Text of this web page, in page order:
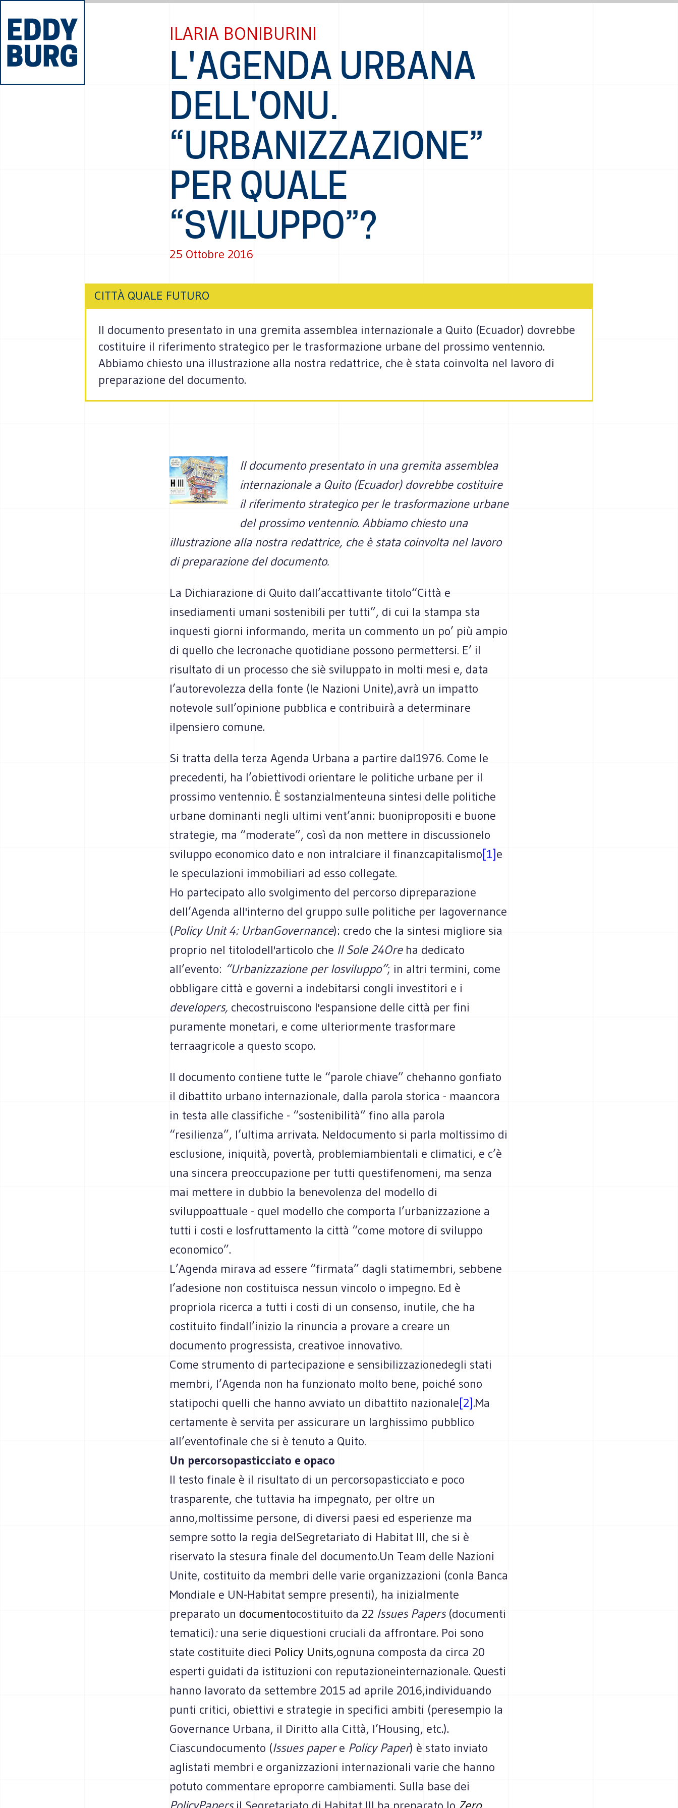
ILARIA BONIBURINI
L'AGENDA URBANA
DELL'ONU.
“URBANIZZAZIONE”
PER QUALE
“SVILUPPO”?
25 Ottobre 2016
CITTÀ QUALE FUTURO
Il documento presentato in una gremita assemblea internazionale a Quito (Ecuador) dovrebbe
costituire il riferimento strategico per le trasformazione urbane del prossimo ventennio.
Abbiamo chiesto una illustrazione alla nostra redattrice, che è stata coinvolta nel lavoro di
preparazione del documento.
Il documento presentato in una gremita assemblea
internazionale a Quito (Ecuador) dovrebbe costituire
il riferimento strategico per le trasformazione urbane
del prossimo ventennio. Abbiamo chiesto una
illustrazione alla nostra redattrice, che è stata coinvolta nel lavoro
di preparazione del documento.
La Dichiarazione di Quito dall’accattivante titolo“Città e
insediamenti umani sostenibili per tutti”, di cui la stampa sta
inquesti giorni informando, merita un commento un po’ più ampio
di quello che lecronache quotidiane possono permettersi. E’ il
risultato di un processo che siè sviluppato in molti mesi e, data
l’autorevolezza della fonte (le Nazioni Unite),avrà un impatto
notevole sull’opinione pubblica e contribuirà a determinare
ilpensiero comune.
Si tratta della terza Agenda Urbana a partire dal1976. Come le
precedenti, ha l’obiettivodi orientare le politiche urbane per il
prossimo ventennio. È sostanzialmenteuna sintesi delle politiche
urbane dominanti negli ultimi vent’anni: buonipropositi e buone
strategie, ma “moderate”, così da non mettere in discussionelo
sviluppo economico dato e non intralciare il finanzcapitalismo[1]e
le speculazioni immobiliari ad esso collegate.
Ho partecipato allo svolgimento del percorso dipreparazione
dell’Agenda all'interno del gruppo sulle politiche per lagovernance
(Policy Unit 4: UrbanGovernance): credo che la sintesi migliore sia
proprio nel titolodell'articolo che Il Sole 24Oreha dedicato
all’evento: “Urbanizzazione per losviluppo”; in altri termini, come
obbligare città e governi a indebitarsi congli investitori e i
developers, checostruiscono l'espansione delle città per fini
puramente monetari, e come ulteriormente trasformare
terraagricole a questo scopo.
Il documento contiene tutte le “parole chiave” chehanno gonfiato
il dibattito urbano internazionale, dalla parola storica - maancora
in testa alle classifiche - “sostenibilità” fino alla parola
“resilienza”, l’ultima arrivata. Neldocumento si parla moltissimo di
esclusione, iniquità, povertà, problemiambientali e climatici, e c’è
una sincera preoccupazione per tutti questifenomeni, ma senza
mai mettere in dubbio la benevolenza del modello di
sviluppoattuale - quel modello che comporta l’urbanizzazione a
tutti i costi e losfruttamento la città “come motore di sviluppo
economico”.
L’Agenda mirava ad essere “firmata” dagli statimembri, sebbene
l’adesione non costituisca nessun vincolo o impegno. Ed è
propriola ricerca a tutti i costi di un consenso, inutile, che ha
costituito findall’inizio la rinuncia a provare a creare un
documento progressista, creativoe innovativo.
Come strumento di partecipazione e sensibilizzazionedegli stati
membri, l’Agenda non ha funzionato molto bene, poiché sono
statipochi quelli che hanno avviato un dibattito nazionale[2].Ma
certamente è servita per assicurare un larghissimo pubblico
all’eventofinale che si è tenuto a Quito.
Un percorsopasticciato e opaco
Il testo finale è il risultato di un percorsopasticciato e poco
trasparente, che tuttavia ha impegnato, per oltre un
anno,moltissime persone, di diversi paesi ed esperienze ma
sempre sotto la regia delSegretariato di Habitat III, che si è
riservato la stesura finale del documento.Un Team delle Nazioni
Unite, costituito da membri delle varie organizzazioni (conla Banca
Mondiale e UN-Habitat sempre presenti), ha inizialmente
preparato un documentocostituito da 22 Issues Papers (documenti
tematici):una serie diquestioni cruciali da affrontare. Poi sono
state costituite dieci Policy Units,ognuna composta da circa 20
esperti guidati da istituzioni con reputazioneinternazionale. Questi
hanno lavorato da settembre 2015 ad aprile 2016,individuando
punti critici, obiettivi e strategie in specifici ambiti (peresempio la
Governance Urbana, il Diritto alla Città, l’Housing, etc.).
Ciascundocumento (Issues papere Policy Paper) è stato inviato
aglistati membri e organizzazioni internazionali varie che hanno
potuto commentare eproporre cambiamenti. Sulla base dei